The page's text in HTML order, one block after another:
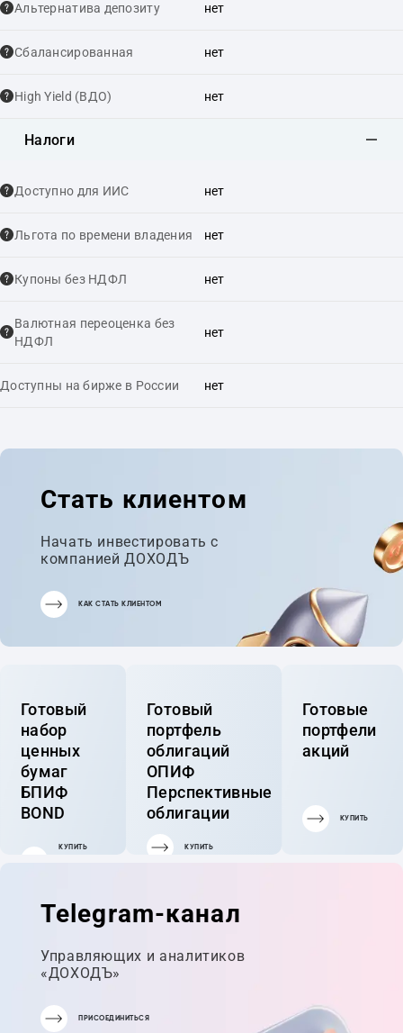
Альтернатива депозиту нет
Сбалансированная нет
High Yield (ВДО) нет
Налоги
Доступно для ИИС нет
Льгота по времени владения нет
Купоны без НДФЛ нет
Валютная переоценка без
НДФЛ
нет
Доступны на бирже в России нет
Стать клиентом
Начать инвестировать с
компанией ДОХОДЪ
КАК СТАТЬ КЛИЕНТОМ
Готовый
набор
ценных
бумаг
БПИФ
BOND
КУПИТЬ
Готовый
портфель
облигаций
ОПИФ
Перспективные
облигации
КУПИТЬ
Готовые
портфели
акций
КУПИТЬ
Telegram-канал
Управляющих и аналитиков
«ДОХОДЪ»
ПРИСОЕДИНИТЬСЯ